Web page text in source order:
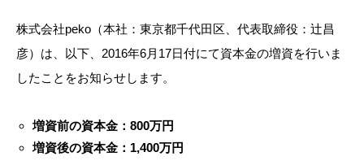
株式会社peko（本社：東京都千代田区、代表取締役：辻󠄀昌
彦）は、以下、2016年6月17日付にて資本金の増資を行いま
したことをお知らせします。
増資前の資本金：800万円
増資後の資本金：1,400万円